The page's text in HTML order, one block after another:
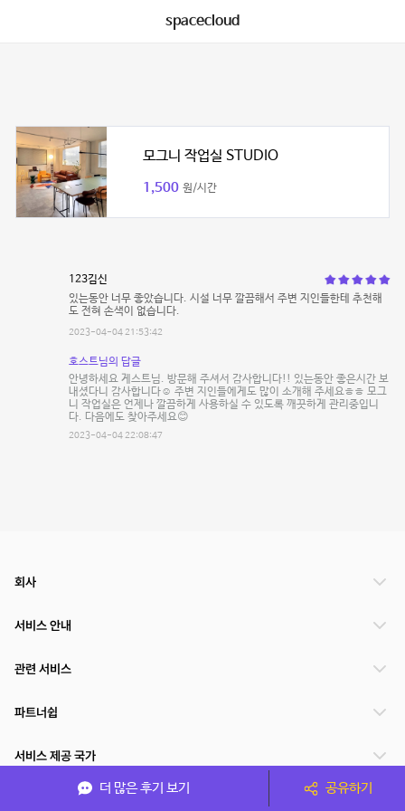
spacecloud
모그니 작업실 STUDIO
1,500 원/시간
123김신
있는동안 너무 좋았습니다. 시설 너무 깔끔해서 주변 지인들한테 추천해
도 전혀 손색이 없습니다.
2023-04-04 21:53:42
호스트님의 답글
안녕하세요 게스트님. 방문해 주셔서 감사합니다!! 있는동안 좋은시간 보
내셨다니 감사합니다☺️ 주변 지인들에게도 많이 소개해 주세요ㅎㅎ 모그
니 작업실은 언제나 깔끔하게 사용하실 수 있도록 깨끗하게 관리중입니
다. 다음에도 찾아주세요😊
2023-04-04 22:08:47
더 많은 후기 보기 공유하기
회사
서비스 안내
관련 서비스
파트너쉽
서비스 제공 국가